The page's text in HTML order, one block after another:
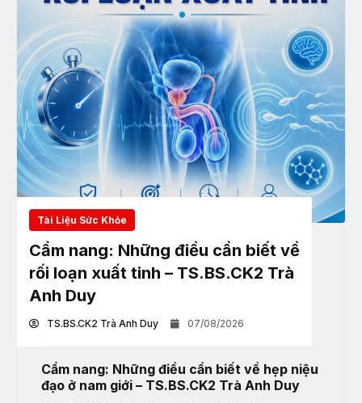
Tài Liệu Sức Khỏe
Cẩm nang: Những điều cần biết về
rối loạn xuất tinh – TS.BS.CK2 Trà
Anh Duy
TS.BS.CK2 Trà Anh Duy 07/08/2026
Cẩm nang: Những điều cần biết về hẹp niệu
đạo ở nam giới – TS.BS.CK2 Trà Anh Duy